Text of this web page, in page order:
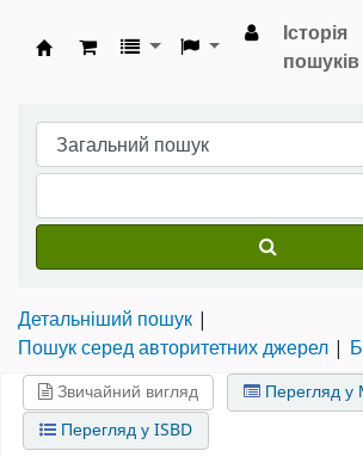
Бібліотека НТШ ›
Історія
пошуків
Детальніший пошук
Пошук серед авторитетних джерел
Звичайний вигляд
Перегляд у
Перегляд у ISBD